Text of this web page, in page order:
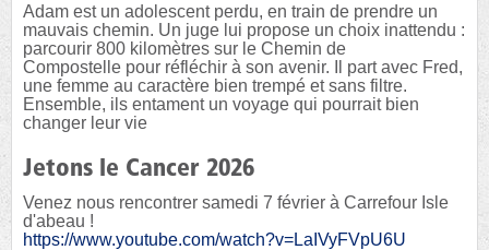
Adam est un adolescent perdu, en train de prendre un
mauvais chemin. Un juge lui propose un choix inattendu :
parcourir 800 kilomètres sur le Chemin de
Compostelle pour réfléchir à son avenir. Il part avec Fred,
une femme au caractère bien trempé et sans filtre.
Ensemble, ils entament un voyage qui pourrait bien
changer leur vie
Jetons le Cancer 2026
Venez nous rencontrer samedi 7 février à Carrefour Isle
d'abeau !
https://www.youtube.com/watch?v=LaIVyFVpU6U